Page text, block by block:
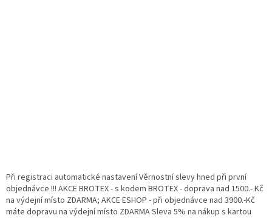
Při registraci automatické nastavení Věrnostní slevy hned při první
objednávce !!! AKCE BROTEX - s kodem BROTEX - doprava nad 1500.- Kč
na výdejní místo ZDARMA; AKCE ESHOP - při objednávce nad 3900.-Kč
máte dopravu na výdejní místo ZDARMA Sleva 5% na nákup s kartou